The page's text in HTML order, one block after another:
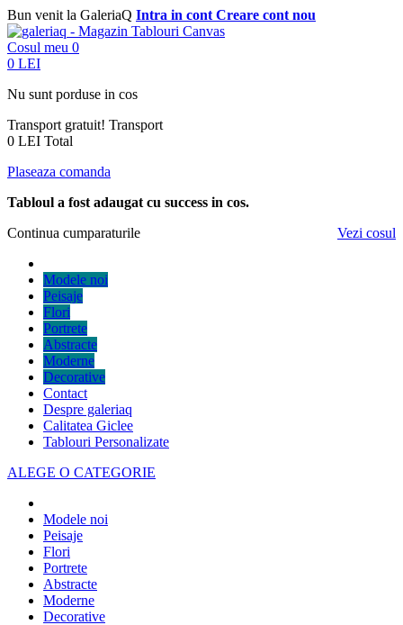
Bun venit la GaleriaQ Intra in cont Creare cont nou
Cosul meu 0
0 LEI
Nu sunt porduse in cos
Transport gratuit! Transport
0 LEI Total
Plaseaza comanda
Tabloul a fost adaugat cu success in cos.
Continua cumparaturile
Vezi cosul
Modele noi
Peisaje
Flori
Portrete
Abstracte
Moderne
Decorative
Contact
Despre galeriaq
Calitatea Giclee
Tablouri Personalizate
ALEGE O CATEGORIE
Modele noi
Peisaje
Flori
Portrete
Abstracte
Moderne
Decorative